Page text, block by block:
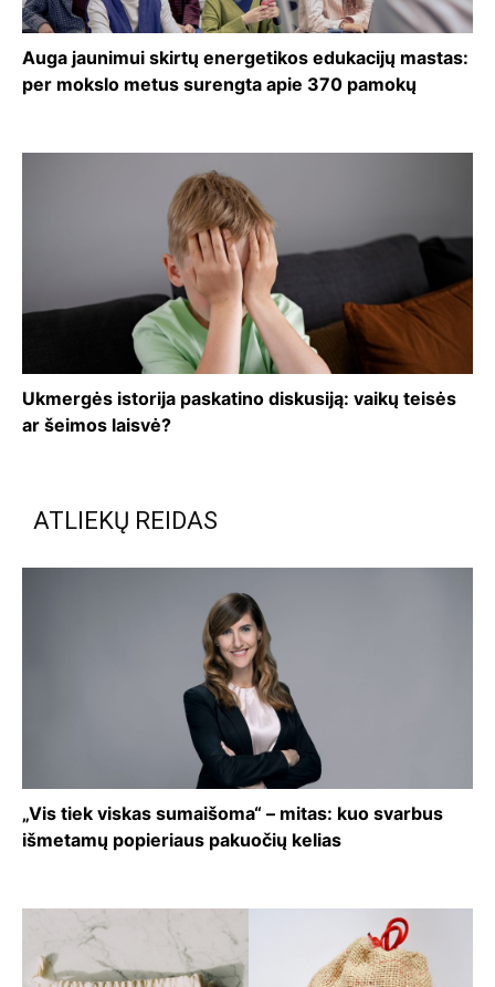
Auga jaunimui skirtų energetikos edukacijų mastas:
per mokslo metus surengta apie 370 pamokų
Ukmergės istorija paskatino diskusiją: vaikų teisės
ar šeimos laisvė?
ATLIEKŲ REIDAS
„Vis tiek viskas sumaišoma“ – mitas: kuo svarbus
išmetamų popieriaus pakuočių kelias